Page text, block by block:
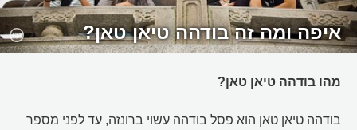
איפה ומה זה בודהה טיאן טאן?
מהו בודהה טיאן טאן?
בודהה טיאן טאן הוא פסל בודהה עשוי ברונזה, עד לפני מספר